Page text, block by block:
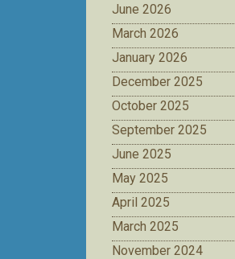
June 2026
March 2026
January 2026
December 2025
October 2025
September 2025
June 2025
May 2025
April 2025
March 2025
November 2024